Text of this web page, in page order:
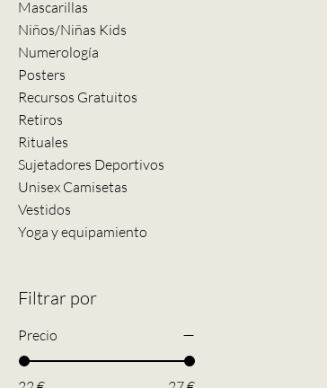
Mascarillas
Niños/Niñas Kids
Numerología
Posters
Recursos Gratuitos
Retiros
Rituales
Sujetadores Deportivos
Unisex Camisetas
Vestidos
Yoga y equipamiento
Filtrar por
Precio